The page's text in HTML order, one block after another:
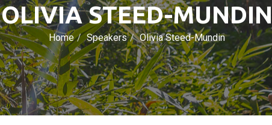
OLIVIA STEED-MUNDIN
Home Speakers Olivia Steed-Mundin